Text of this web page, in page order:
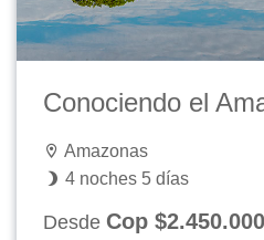
Conociendo el
Amazonas
4 noches 5 días
Desde Cop $2.450.000